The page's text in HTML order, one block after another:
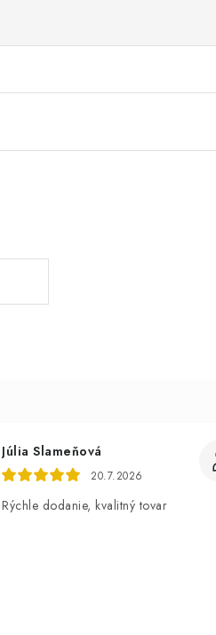
Júlia Slameňová
20.7.2026
Rýchle dodanie, kvalitný tovar